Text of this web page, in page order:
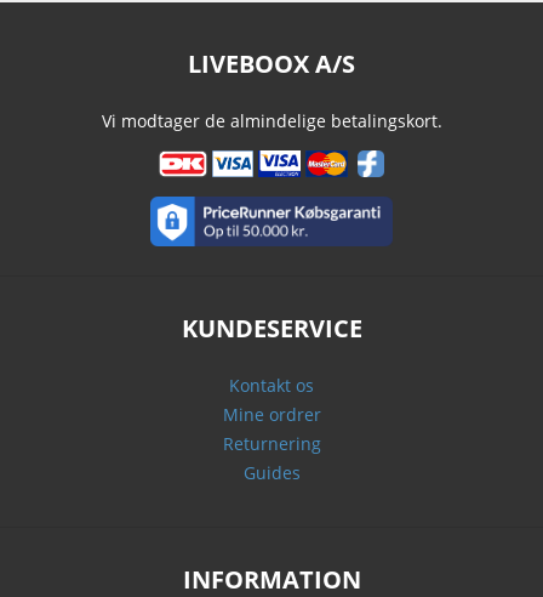
LIVEBOOX A/S
Vi modtager de almindelige betalingskort.
KUNDESERVICE
Kontakt os
Mine ordrer
Returnering
Guides
INFORMATION